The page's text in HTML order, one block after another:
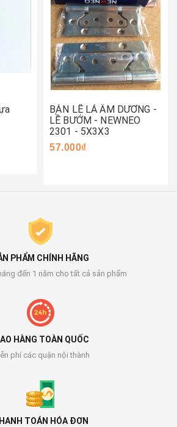
BẢN LỀ LÁ ÂM DƯƠNG -
LỀ BƯỚM - NEWNEO
2301 - 5X3X3
57.000₫
PHẨM CHÍNH HÃNG
đến 1 năm cho tất cả sản phẩm
HÀNG TOÀN QUỐC
phí các quận nội thành
TOÁN HÓA ĐƠN